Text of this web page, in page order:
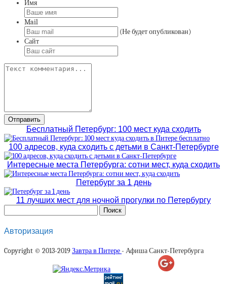
Имя
Mail
(Не будет опубликован)
Сайт
Бесплатный Петербург: 100 мест куда сходить
100 адресов, куда сходить с детьми в Санкт-Петербурге
Интересные места Петербурга: сотни мест, куда сходить
Петербург за 1 день
11 лучших мест для ночной прогулки по Петербургу
Авторизация
Copyright © 2013-2019Завтра в Питере- Афиша Санкт-Петербурга